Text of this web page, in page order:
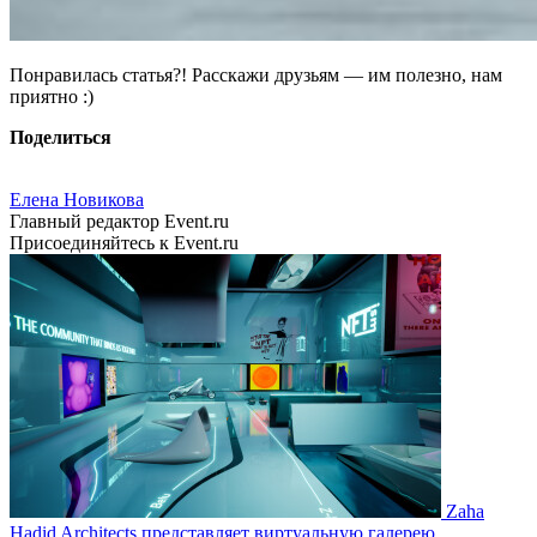
Понравилась статья?! Расскажи друзьям — им полезно, нам
приятно :)
Поделиться
Елена Новикова
Главный редактор Event.ru
Присоединяйтесь к Event.ru
Zaha